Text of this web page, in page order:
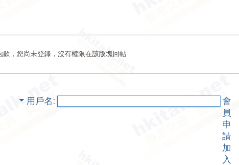
歉，您尚未登錄，沒有權限在該版塊回帖
用戶名
會
員
申
請
加
入